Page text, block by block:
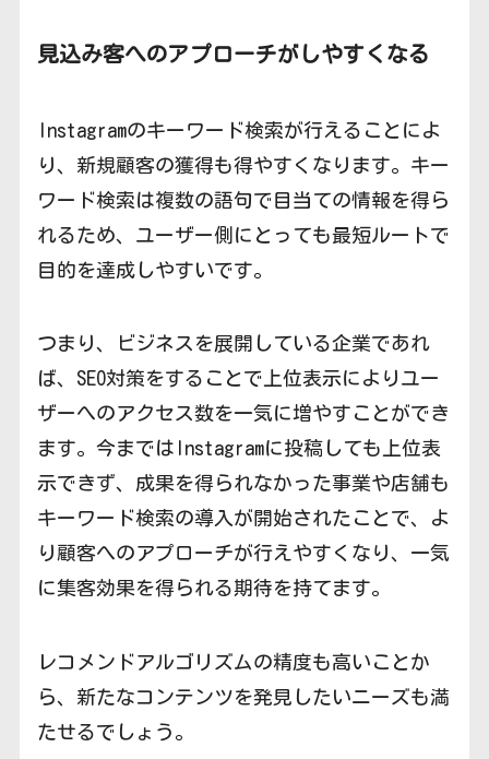
見込み客へのアプローチがしやすくなる
Instagramのキーワード検索が行えることによ
り、新規顧客の獲得も得やすくなります。キー
ワード検索は複数の語句で目当ての情報を得ら
れるため、ユーザー側にとっても最短ルートで
目的を達成しやすいです。
つまり、ビジネスを展開している企業であれ
ば、SEO対策をすることで上位表示によりユー
ザーへのアクセス数を一気に増やすことができ
ます。今まではInstagramに投稿しても上位表
示できず、成果を得られなかった事業や店舗も
キーワード検索の導入が開始されたことで、よ
り顧客へのアプローチが行えやすくなり、一気
に集客効果を得られる期待を持てます。
レコメンドアルゴリズムの精度も高いことか
ら、新たなコンテンツを発見したいニーズも満
たせるでしょう。